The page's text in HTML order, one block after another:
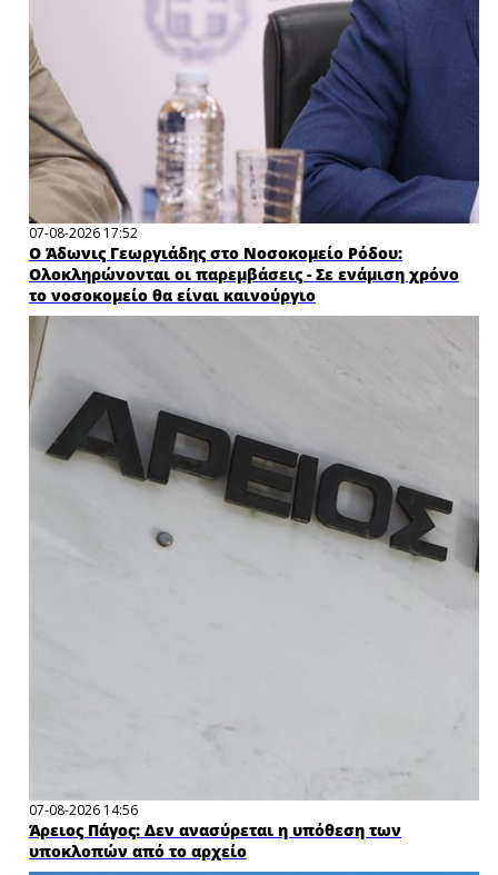
07-08-2026 17:52
Ο Άδωνις Γεωργιάδης στο Νοσοκομείο Ρόδου:
Ολοκληρώνονται οι παρεμβάσεις - Σε ενάμιση χρόνο
το νοσοκομείο θα είναι καινούργιο
07-08-2026 14:56
Άρειος Πάγος: Δεν ανασύρεται η υπόθεση των
υποκλοπών από το αρχείο